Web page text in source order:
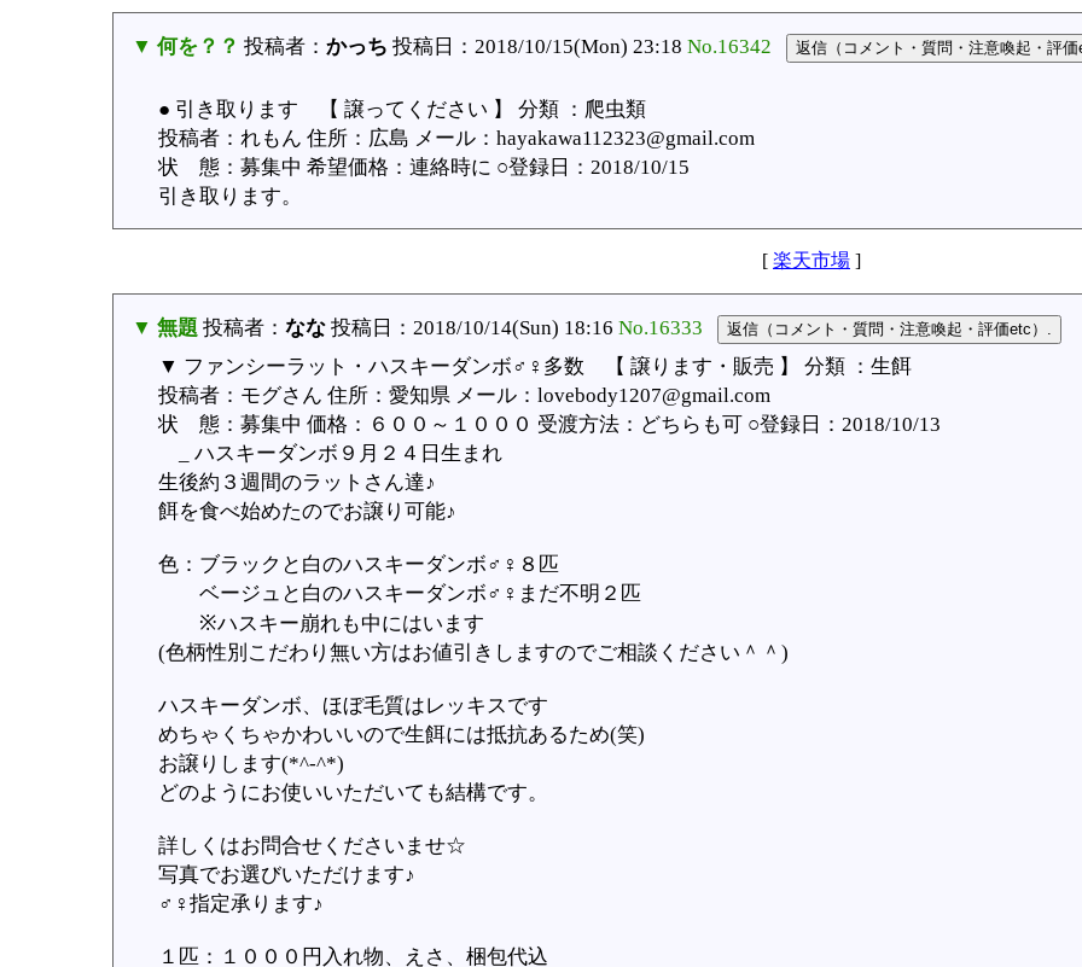
▼ 何を？？ 投稿者： かっち 投稿日：2018/10/15(Mon) 23:18 No.16342
● 引き取ります 【 譲ってください 】 分類 ：爬虫類
投稿者：れもん 住所：広島 メール：hayakawa112323@gmail.com
状 態：募集中 希望価格：連絡時に ○登録日：2018/10/15
引き取ります。
[ 楽天市場 ]
▼ 無題 投稿者： なな投稿日：2018/10/14(Sun) 18:16 No.16333
▼ ファンシーラット・ハスキーダンボ♂♀多数 【 譲ります・販売 】 分類 ：生餌
投稿者：モグさん 住所：愛知県 メール：lovebody1207@gmail.com
状 態：募集中 価格：６００～１０００ 受渡方法：どちらも可 ○登録日：2018/10/13
_ ハスキーダンボ９月２４日生まれ
生後約３週間のラットさん達♪
餌を食べ始めたのでお譲り可能♪
色：ブラックと白のハスキーダンボ♂♀８匹
ベージュと白のハスキーダンボ♂♀まだ不明２匹
※ハスキー崩れも中にはいます
(色柄性別こだわり無い方はお値引きしますのでご相談ください＾＾)
ハスキーダンボ、ほぼ毛質はレッキスです
めちゃくちゃかわいいので生餌には抵抗あるため(笑)
お譲りします(*^-^*)
どのようにお使いいただいても結構です。
詳しくはお問合せくださいませ☆
写真でお選びいただけます♪
♂♀指定承ります♪
１匹：１０００円入れ物、えさ、梱包代込